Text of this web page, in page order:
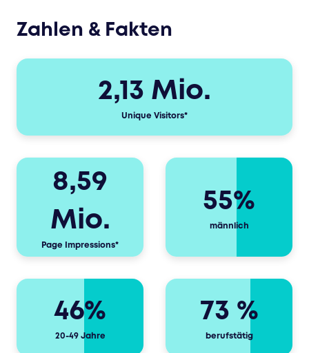
Zahlen & Fakten
2,13 Mio.
Unique Visitors*
8,59
Mio.
Page Impressions*
55%
männlich
46%
20-49 Jahre
73 %
berufstätig